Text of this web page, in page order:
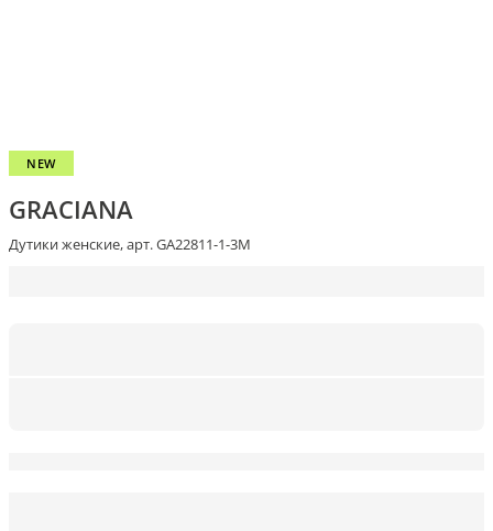
NEW
GRACIANA
Дутики женские, арт. GA22811-1-3M